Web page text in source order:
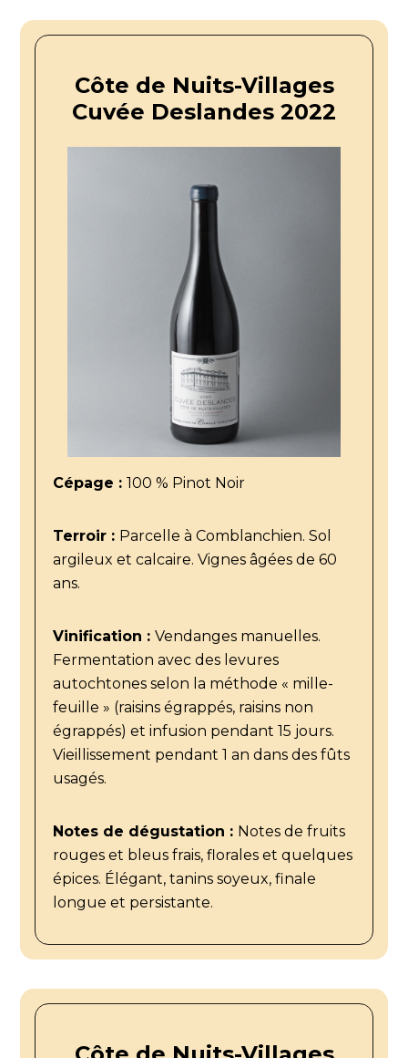
Côte de Nuits-Villages
Cuvée Deslandes 2022
Cépage : 100 % Pinot Noir
Terroir : Parcelle à Comblanchien. Sol
argileux et calcaire. Vignes âgées de 60
ans.
Vinification : Vendanges manuelles.
Fermentation avec des levures
autochtones selon la méthode « mille-
feuille » (raisins égrappés, raisins non
égrappés) et infusion pendant 15 jours.
Vieillissement pendant 1 an dans des fûts
usagés.
Notes de dégustation : Notes de fruits
rouges et bleus frais, florales et quelques
épices. Élégant, tanins soyeux, finale
longue et persistante.